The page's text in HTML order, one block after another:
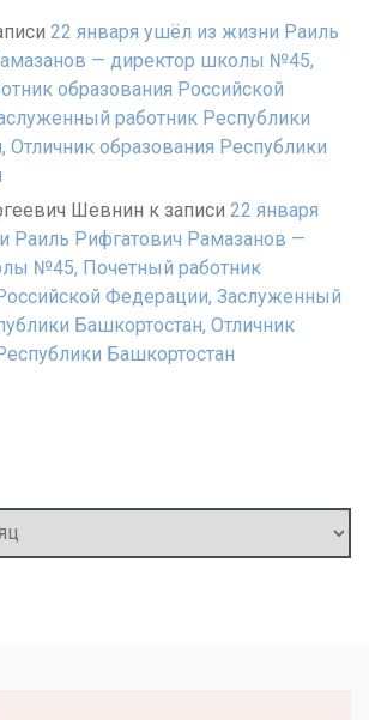
22 января ушёл из жизни Раиль
— директор школы №45,
образования Российской
работник Республики
Отличник образования Республики
Шевнин к записи 22 января
Раиль Рифгатович Рамазанов —
№45, Почетный работник
Федерации, Заслуженный
Башкортостан, Отличник
Башкортостан